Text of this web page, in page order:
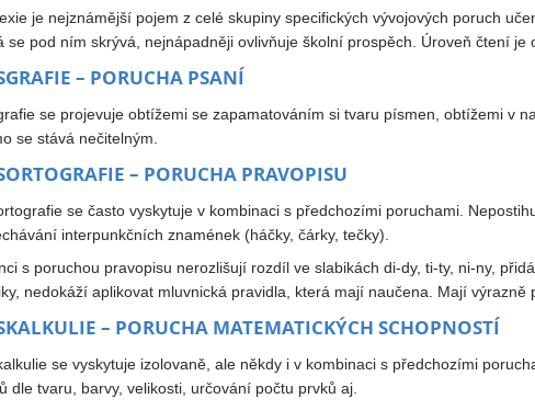
je nejznámější pojem z celé skupiny specifických vývojových poruch
se pod ním skrývá, nejnápadněji ovlivňuje školní prospěch. Úroveň čtení je
– PORUCHA PSANÍ
se projevuje obtížemi se zapamatováním si tvaru písmen, obtížemi v
se stává nečitelným.
– PORUCHA PRAVOPISU
se často vyskytuje v kombinaci s předchozími poruchami.
interpunkčních znamének (háčky, čárky, tečky).
s poruchou pravopisu nerozlišují rozdíl ve slabikách di-dy, ti-ty, ni-ny,
nedokáží aplikovat mluvnická pravidla, která mají naučena. Mají výrazně
– PORUCHA MATEMATICKÝCH SCHOPNOSTÍ
se vyskytuje izolovaně, ale někdy i v kombinaci s předchozími
dle tvaru, barvy, velikosti, určování počtu prvků aj.